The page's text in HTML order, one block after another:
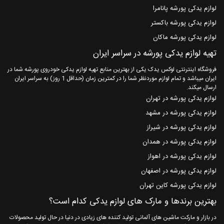
لوازم یدکی پورشه پانامرا
لوازم یدکی پورشه باکستر
لوازم یدکی پورشه ماکان
تهیه لوازم یدکی پورشه در سراسر ایران
فروشگاه اینترنتی لوکس یدک یکی از بهترین منابع تهیه لوازم یدکی خودروی پورشه شما در
ایران میباشد و تمام لوازم موردنظر شما را در کمترین زمان (حداقل 1 روز) به سراسر ایران
ارسال میکند.
لوازم یدکی پورشه در تهران
لوازم یدکی پورشه در مشهد
لوازم یدکی پورشه در شیراز
لوازم یدکی پورشه در همدان
لوازم یدکی پورشه در اهواز
لوازم یدکی پورشه در اصفهان
لوازم یدکی پورشه کاین تهران
بهترین برندها و مارک های لوازم یدکی کدام است؟
در بازار و مارکت ماشین های آلمانی تولید کننده های زیادی در دنیا در حال تولید محصولات